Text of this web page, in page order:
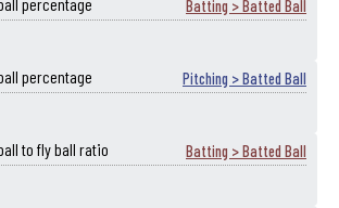
Batting > Batted Ball
percentage Pitching > Batted Ball
to fly ball ratio Batting > Batted Ball